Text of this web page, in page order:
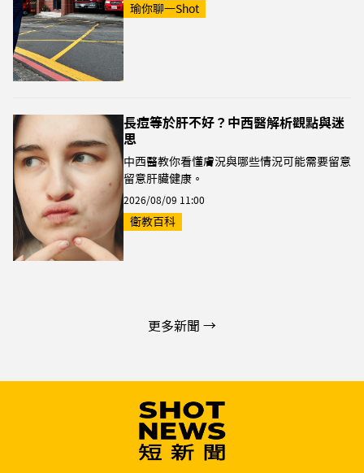
瑜你聊一Shot
長痘等於肝不好？中西醫解析觀點與迷
思
中西醫教你看懂膚況與哪些情況可能需要留意
留意肝臟健康。
2026/08/09 11:00
衛教百科
更多新聞 →